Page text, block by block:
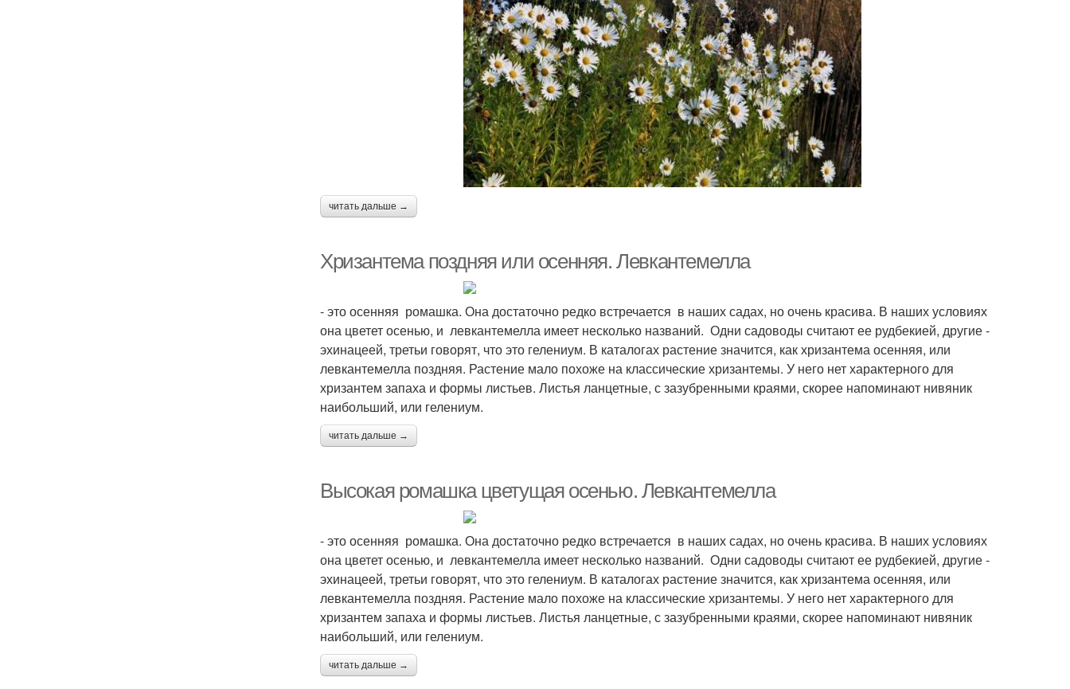
читать дальше →
Хризантема поздняя или осенняя. Левкантемелла
- это осенняя ромашка. Она достаточно редко встречается в наших садах, но очень красива. В наших условиях
она цветет осенью, и левкантемелла имеет несколько названий. Одни садоводы считают ее рудбекией, другие -
эхинацеей, третьи говорят, что это гелениум. В каталогах растение значится, как хризантема осенняя, или
левкантемелла поздняя. Растение мало похоже на классические хризантемы. У него нет характерного для
хризантем запаха и формы листьев. Листья ланцетные, с зазубренными краями, скорее напоминают нивяник
наибольший, или гелениум.
читать дальше →
Высокая ромашка цветущая осенью. Левкантемелла
- это осенняя ромашка. Она достаточно редко встречается в наших садах, но очень красива. В наших условиях
она цветет осенью, и левкантемелла имеет несколько названий. Одни садоводы считают ее рудбекией, другие -
эхинацеей, третьи говорят, что это гелениум. В каталогах растение значится, как хризантема осенняя, или
левкантемелла поздняя. Растение мало похоже на классические хризантемы. У него нет характерного для
хризантем запаха и формы листьев. Листья ланцетные, с зазубренными краями, скорее напоминают нивяник
наибольший, или гелениум.
читать дальше →